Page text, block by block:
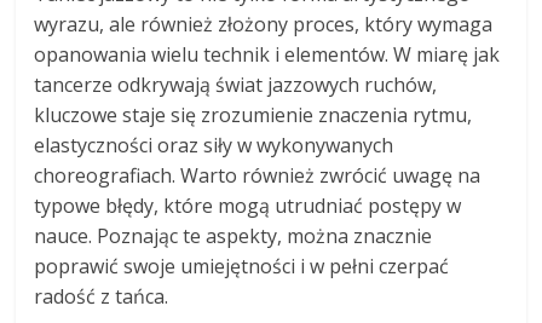
wyrazu, ale również złożony proces, który wymaga
opanowania wielu technik i elementów. W miarę jak
tancerze odkrywają świat jazzowych ruchów,
kluczowe staje się zrozumienie znaczenia rytmu,
elastyczności oraz siły w wykonywanych
choreografiach. Warto również zwrócić uwagę na
typowe błędy, które mogą utrudniać postępy w
nauce. Poznając te aspekty, można znacznie
poprawić swoje umiejętności i w pełni czerpać
radość z tańca.